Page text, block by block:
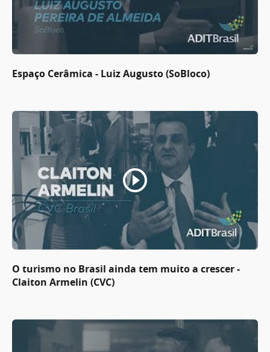
Espaço Cerâmica - Luiz Augusto (SoBloco)
O turismo no Brasil ainda tem muito a crescer -
Claiton Armelin (CVC)